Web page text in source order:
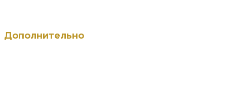
Дополнительно